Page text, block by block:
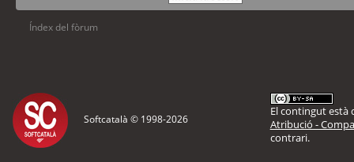
Índex del fòrum
Softcatalà © 1998-2026
El contingut està
Atribució -
contrari.